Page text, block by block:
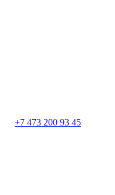
+7 473 200 93 45